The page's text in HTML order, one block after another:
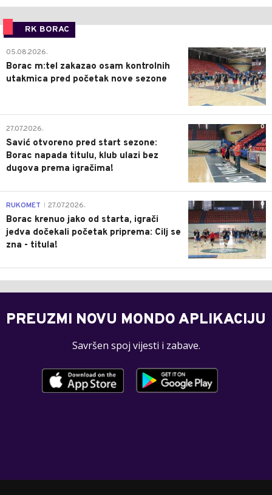
RK BORAC
0
05.08.2026.
Borac m:tel zakazao osam kontrolnih
utakmica pred početak nove sezone
0
27.07.2026.
Savić otvoreno pred start sezone:
Borac napada titulu, klub ulazi bez
dugova prema igračima!
0
RUKOMET 27.07.2026.
Borac krenuo jako od starta, igrači
jedva dočekali početak priprema: Cilj se
zna - titula!
PREUZMI NOVU MONDO APLIKACIJU
Savršen spoj vijesti i zabave.